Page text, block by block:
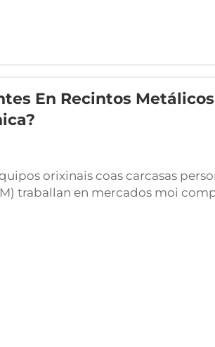
En Recintos Metálicos
orixinais coas carcasas
traballan en mercados moi